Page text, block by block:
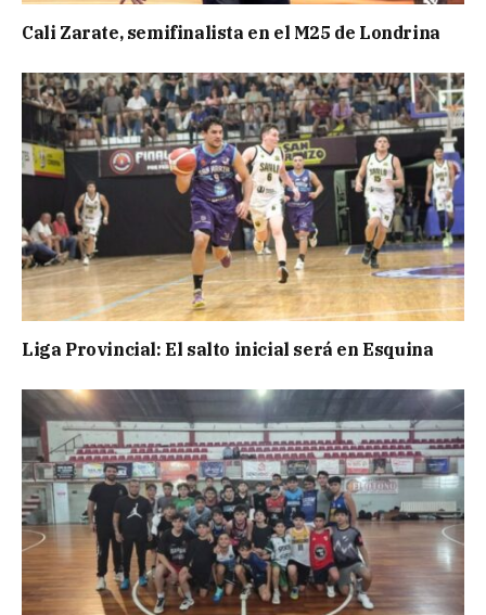
Cali Zarate, semifinalista en el M25 de Londrina
Liga Provincial: El salto inicial será en Esquina